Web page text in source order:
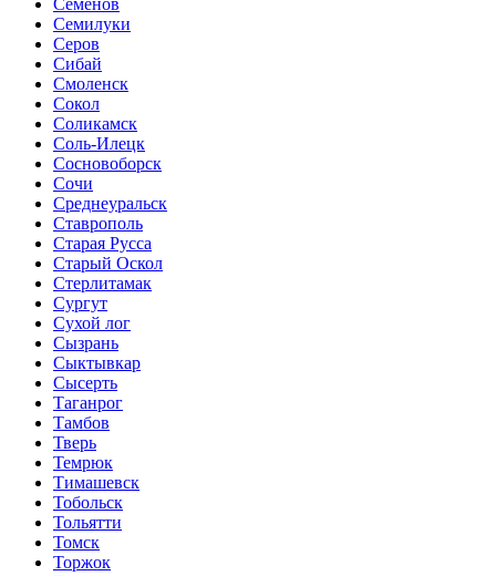
Семенов
Семилуки
Серов
Сибай
Смоленск
Сокол
Соликамск
Соль-Илецк
Сосновоборск
Сочи
Среднеуральск
Ставрополь
Старая Русса
Старый Оскол
Стерлитамак
Сургут
Сухой лог
Сызрань
Сыктывкар
Сысерть
Таганрог
Тамбов
Тверь
Темрюк
Тимашевск
Тобольск
Тольятти
Томск
Торжок